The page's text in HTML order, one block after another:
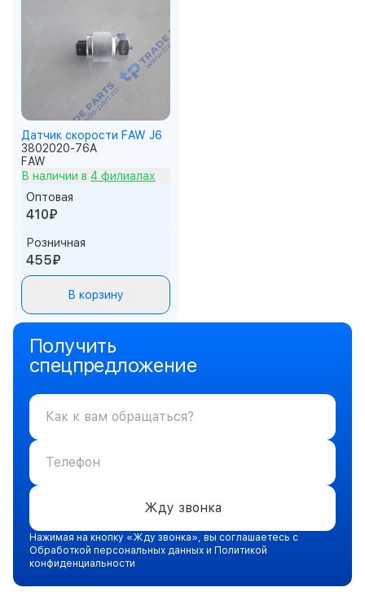
Датчик скорости FAW J6
3802020-76A
FAW
В наличии в 4 филиалах
Оптовая
410₽
Розничная
455₽
В корзину
Получить
спецпредложение
Жду звонка
Нажимая на кнопку «Жду звонка», вы соглашаетесь с
Обработкой персональных данных и Политикой
конфиденциальности